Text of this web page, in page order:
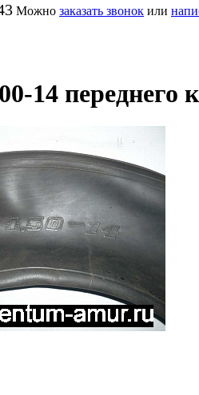
Можно заказать звонок или
14 переднего